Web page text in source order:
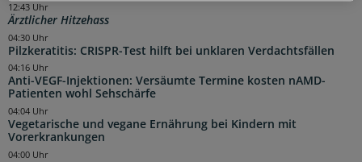
Ärztlicher Hitzehass
12:43 Uhr
Pilzkeratitis: CRISPR-Test hilft bei unklaren Verdachtsfällen
04:30 Uhr
Anti-VEGF-Injektionen: Versäumte Termine kosten nAMD-
Patienten wohl Sehschärfe
04:16 Uhr
Vegetarische und vegane Ernährung bei Kindern mit
Vorerkrankungen
04:04 Uhr
04:00 Uhr